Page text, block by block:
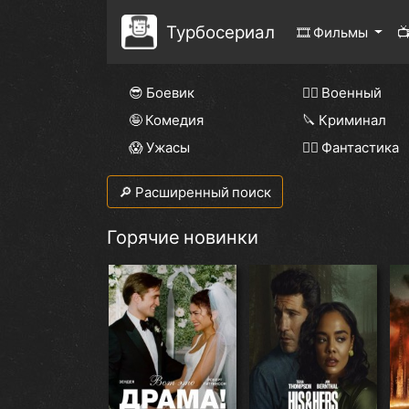
Турбосериал 🎞 Фильмы
😎 Боевик 👨‍✈️ Военный
🤪 Комедия
🔪 Криминал
😱 Ужасы
🧙‍♀️ Фантастика
🔎 Расширенный поиск
Горячие новинки